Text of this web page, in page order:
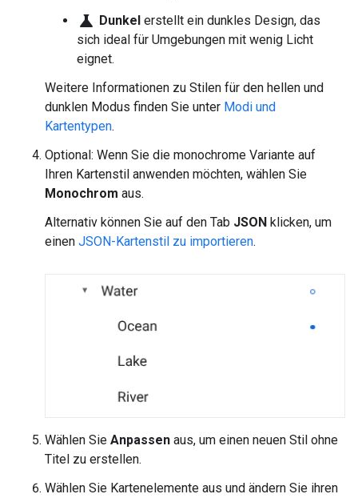
science Dunkel erstellt ein dunkles Design, das
sich ideal für Umgebungen mit wenig Licht
eignet.
Weitere Informationen zu Stilen für den hellen und
dunklen Modus finden Sie unter Modi und
Kartentypen.
Optional: Wenn Sie die monochrome Variante auf
Ihren Kartenstil anwenden möchten, wählen Sie
Monochrom aus.
Alternativ können Sie auf den Tab JSON klicken, um
einen JSON-Kartenstil zu importieren.
Wählen Sie Anpassen aus, um einen neuen Stil ohne
Titel zu erstellen.
Wählen Sie Kartenelemente aus und ändern Sie ihren